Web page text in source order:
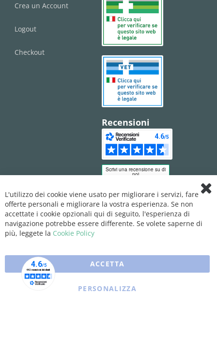
Crea un Account
Logout
Checkout
Recensioni
L'utilizzo dei cookie viene usato per migliorare i servizi, fare
offerte personali e migliorare la vostra esperienza. Se non
accettate i cookie opzionali qui di seguito, l'esperienza di
navigazione potrebbe essere differente. Se volete saperne di
più, leggete la Cookie Policy
ACCETTA
PERSONALIZZA